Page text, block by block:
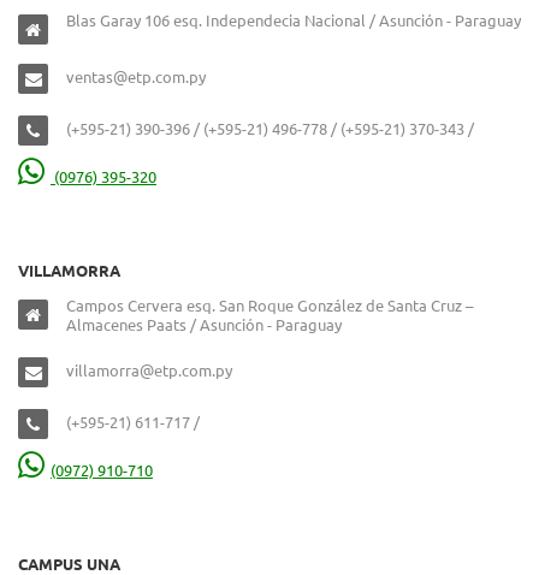
Blas Garay 106 esq. Independecia Nacional / Asunción - Paraguay
ventas@etp.com.py
(+595-21) 390-396 / (+595-21) 496-778 / (+595-21) 370-343 /
(0976) 395-320
VILLAMORRA
Campos Cervera esq. San Roque González de Santa Cruz –
Almacenes Paats / Asunción - Paraguay
villamorra@etp.com.py
(+595-21) 611-717 /
(0972) 910-710
CAMPUS UNA